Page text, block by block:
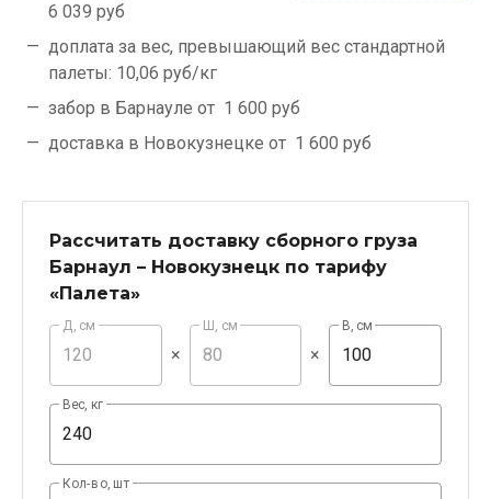
6 039 руб
доплата за вес, превышающий вес стандартной
палеты: 10,06 руб/кг
забор в Барнауле от 1 600 руб
доставка в Новокузнецке от 1 600 руб
Рассчитать доставку сборного груза
Барнаул – Новокузнецк по тарифу
«Палета»
Д, см
×
Ш, см
×
В, см
Вес, кг
Кол-во, шт